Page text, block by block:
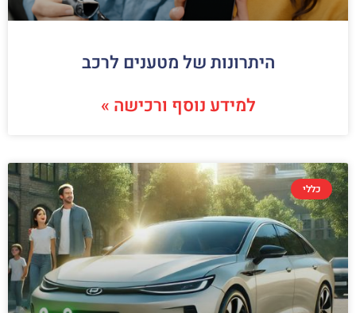
היתרונות של מטענים לרכב
למידע נוסף ורכישה »
כללי